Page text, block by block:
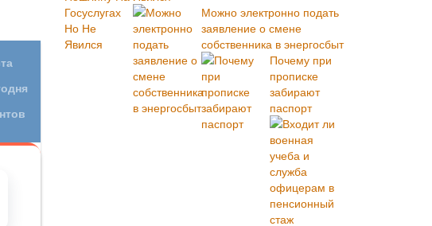
Можно электронно подать
заявление о смене
собственника в энергосбыт
Почему при
прописке
забирают
паспорт